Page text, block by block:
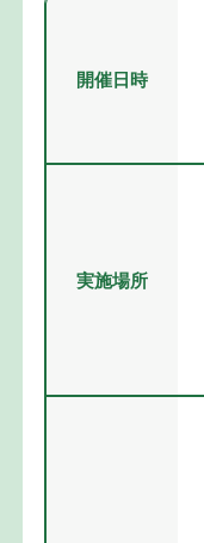
開催日時
実施場所